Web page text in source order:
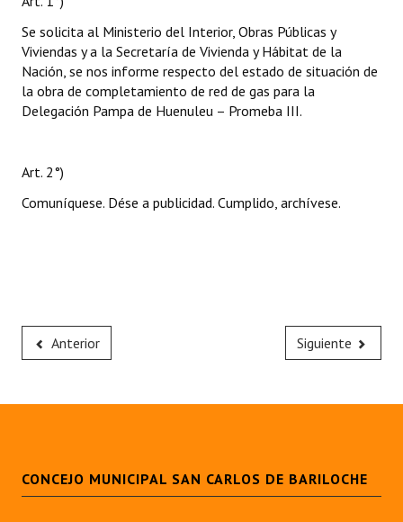
Se solicita al Ministerio del Interior, Obras Públicas y
Viviendas y a la Secretaría de Vivienda y Hábitat de la
Nación, se nos informe respecto del estado de situación de
la obra de completamiento de red de gas para la
Delegación Pampa de Huenuleu – Promeba III.
Art. 2°)
Comuníquese. Dése a publicidad. Cumplido, archívese.
Anterior Siguiente
CONCEJO MUNICIPAL SAN CARLOS DE BARILOCHE